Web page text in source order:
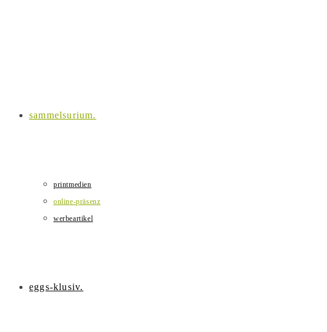
sammelsurium.
printmedien
online-präsenz
werbeartikel
eggs-klusiv.